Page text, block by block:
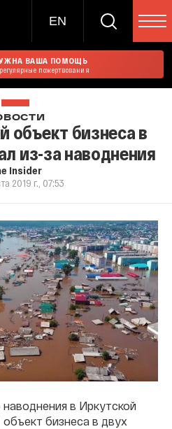
EN
ВАША ПОМОЩЬ
пожертвования
бизнеса в
из-за наводнения
Insider
2019 г., 07:53
в Иркутской
бизнеса в двух